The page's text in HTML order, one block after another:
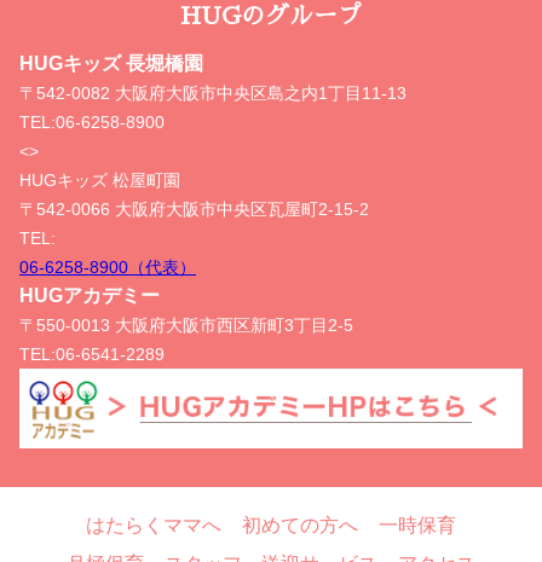
HUGのグループ
HUGキッズ 長堀橋園
〒542-0082 大阪府大阪市中央区島之内1丁目11-13
TEL:06-6258-8900
<>
HUGキッズ 松屋町園
〒542-0066 大阪府大阪市中央区瓦屋町2-15-2
TEL:
06-6258-8900（代表）
HUGアカデミー
〒550-0013 大阪府大阪市西区新町3丁目2-5
TEL:06-6541-2289
はたらくママへ 初めての方へ
一時保育